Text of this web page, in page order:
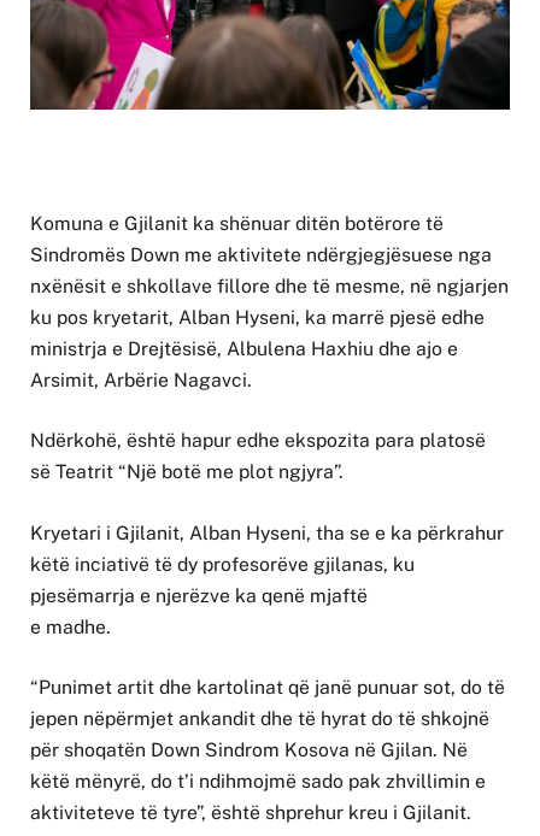
Komuna e Gjilanit ka shënuar ditën botërore të
Sindromës Down me aktivitete ndërgjegjësuese nga
nxënësit e shkollave fillore dhe të mesme, në ngjarjen
ku pos kryetarit, Alban Hyseni, ka marrë pjesë edhe
ministrja e Drejtësisë, Albulena Haxhiu dhe ajo e
Arsimit, Arbërie Nagavci.
Ndërkohë, është hapur edhe ekspozita para platosë
së Teatrit “Një botë me plot ngjyra”.
Kryetari i Gjilanit, Alban Hyseni, tha se e ka përkrahur
këtë inciativë të dy profesorëve gjilanas, ku
pjesëmarrja e njerëzve ka qenë mjaftë
e madhe.
“Punimet artit dhe kartolinat që janë punuar sot, do të
jepen nëpërmjet ankandit dhe të hyrat do të shkojnë
për shoqatën Down Sindrom Kosova në Gjilan. Në
këtë mënyrë, do t’i ndihmojmë sado pak zhvillimin e
aktiviteteve të tyre”, është shprehur kreu i Gjilanit.